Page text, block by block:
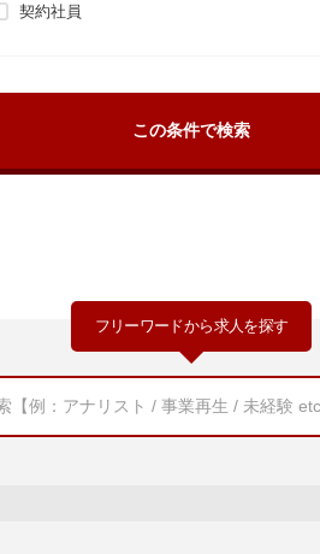
契約社員
フリーワードから求人を探す